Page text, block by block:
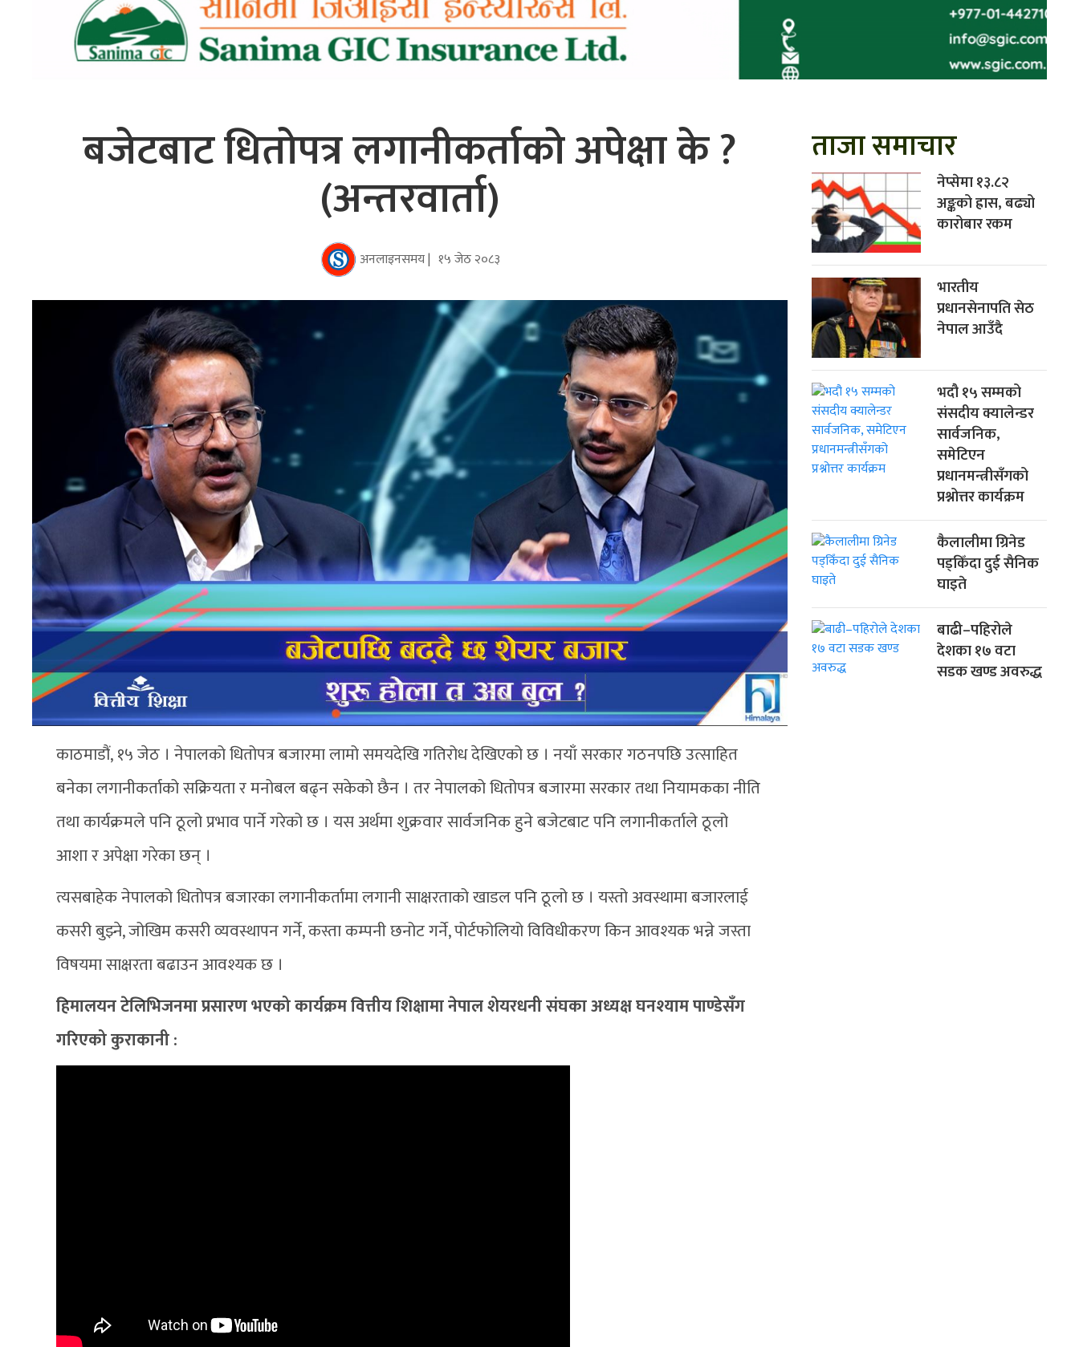
बजेटबाट धितोपत्र लगानीकर्ताको अपेक्षा के ?
(अन्तरवार्ता)
अनलाइनसमय | १५ जेठ २०८३
काठमाडौं, १५ जेठ । नेपालको धितोपत्र बजारमा लामो समयदेखि गतिरोध देखिएको छ । नयाँ सरकार गठनपछि उत्साहित
बनेका लगानीकर्ताको सक्रियता र मनोबल बढ्न सकेको छैन । तर नेपालको धितोपत्र बजारमा सरकार तथा नियामकका नीति
तथा कार्यक्रमले पनि ठूलो प्रभाव पार्ने गरेको छ । यस अर्थमा शुक्रवार सार्वजनिक हुने बजेटबाट पनि लगानीकर्ताले ठूलो
आशा र अपेक्षा गरेका छन् ।
त्यसबाहेक नेपालको धितोपत्र बजारका लगानीकर्तामा लगानी साक्षरताको खाडल पनि ठूलो छ । यस्तो अवस्थामा बजारलाई
कसरी बुझ्ने, जोखिम कसरी व्यवस्थापन गर्ने, कस्ता कम्पनी छनोट गर्ने, पोर्टफोलियो विविधीकरण किन आवश्यक भन्ने जस्ता
विषयमा साक्षरता बढाउन आवश्यक छ ।
हिमालयन टेलिभिजनमा प्रसारण भएको कार्यक्रम वित्तीय शिक्षामा नेपाल शेयरधनी संघका अध्यक्ष घनश्याम पाण्डेसँग
गरिएको कुराकानी :
ताजा समाचार
नेप्सेमा १३.८२
अङ्कको ह्रास, बढ्यो
कारोबार रकम
भारतीय
प्रधानसेनापति सेठ
नेपाल आउँदै
भदौ १५ सम्मको
संसदीय क्यालेन्डर
सार्वजनिक,
समेटिएन
प्रधानमन्त्रीसँगको
प्रश्नोत्तर कार्यक्रम
कैलालीमा ग्रिनेड
पड्किँदा दुई सैनिक
घाइते
बाढी–पहिरोले
देशका १७ वटा
सडक खण्ड अवरुद्ध